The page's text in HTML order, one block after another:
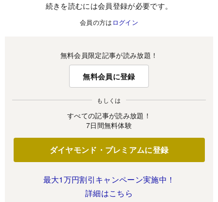
続きを読むには会員登録が必要です。
会員の方は ログイン
無料会員限定記事が読み放題！
無料会員に登録
もしくは
すべての記事が読み放題！
7日間無料体験
ダイヤモンド・プレミアムに登録
最大1万円割引キャンペーン実施中！
詳細はこちら